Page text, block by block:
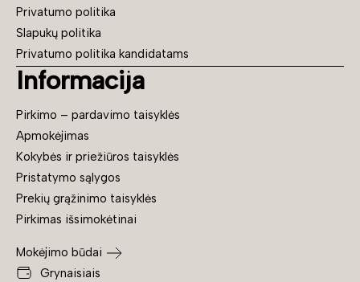
Privatumo politika
Slapukų politika
Privatumo politika kandidatams
Informacija
Pirkimo – pardavimo taisyklės
Apmokėjimas
Kokybės ir priežiūros taisyklės
Pristatymo sąlygos
Prekių grąžinimo taisyklės
Pirkimas išsimokėtinai
Mokėjimo būdai
Grynaisiais